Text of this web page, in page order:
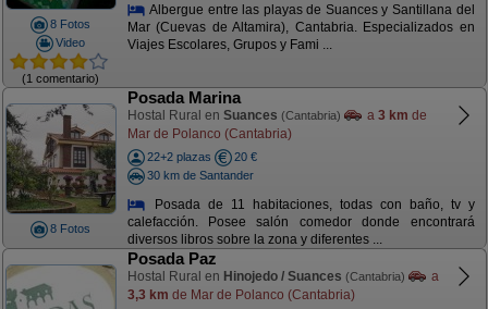
8 Fotos
Video
(1 comentario)
Albergue entre las playas de Suances y Santillana del
Mar (Cuevas de Altamira), Cantabria. Especializados en
Viajes Escolares, Grupos y Fami ...
8 Fotos
Posada Marina
Hostal Rural en Suances (Cantabria) a 3 km de
Mar de Polanco (Cantabria)
22+2 plazas
20 €
30 km de Santander
Posada de 11 habitaciones, todas con baño, tv y
calefacción. Posee salón comedor donde encontrará
diversos libros sobre la zona y diferentes ...
Posada Paz
Hostal Rural en Hinojedo / Suances (Cantabria)
a
3,3 km de Mar de Polanco (Cantabria)